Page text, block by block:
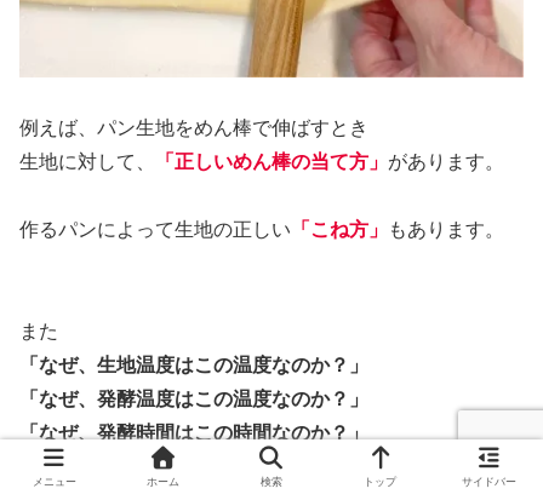
例えば、パン生地をめん棒で伸ばすとき
生地に対して、
「正しいめん棒の当て方」 があります。
作るパンによって生地の正しい 「こね方」 もあります。
また
「なぜ、生地温度はこの温度なのか？」
「なぜ、発酵温度はこの温度なのか？」
「なぜ、発酵時間はこの時間なのか？」
「なぜ、レシピ通りの焼成温度で上手く焼けないのか？
メニュー ホーム 検索 トップ サイドバー